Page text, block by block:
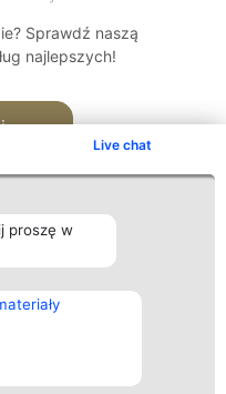
Live chat
proszę w
Sprawdź naszą
najlepszych!
Kontakt
Kontakt